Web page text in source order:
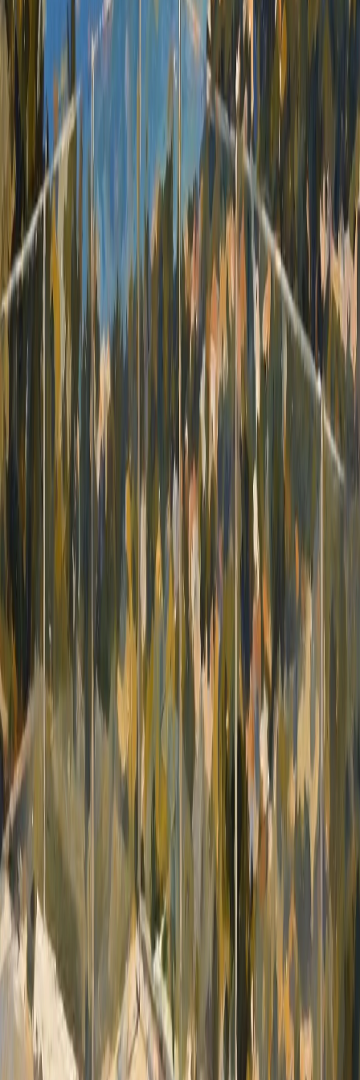
omsorg for miljet, drar du ogs fordeler av lave
kostnader. Husets doble vinduer og
aluminiumssnekringen bidrar til opprettholde
husets konstante temperatur. Garasje og bod er
inkludert. Priser fra € 230.000